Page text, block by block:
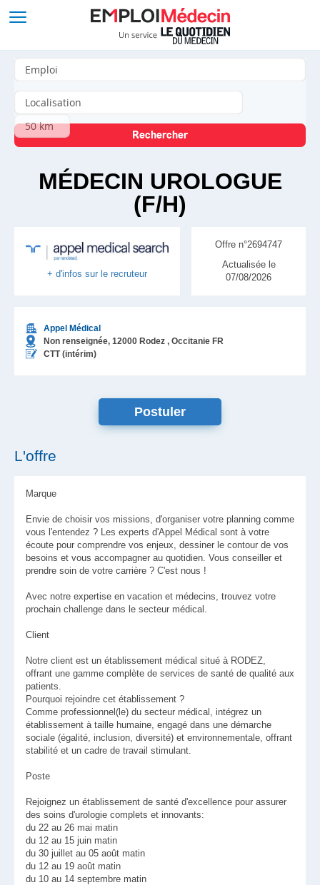
MÉDECIN UROLOGUE
(F/H)
+ d'infos sur le recruteur
Appel Médical
Non renseignée, 12000 Rodez , Occitanie FR
CTT (intérim)
Offre n°2694747
Actualisée le
07/08/2026
L'offre
Marque
Envie de choisir vos missions, d'organiser votre planning comme
vous l'entendez ? Les experts d'Appel Médical sont à votre
écoute pour comprendre vos enjeux, dessiner le contour de vos
besoins et vous accompagner au quotidien. Vous conseiller et
prendre soin de votre carrière ? C'est nous !
Avec notre expertise en vacation et médecins, trouvez votre
prochain challenge dans le secteur médical.
Client
Notre client est un établissement médical situé à RODEZ,
offrant une gamme complète de services de santé de qualité aux
patients.
Pourquoi rejoindre cet établissement ?
Comme professionnel(le) du secteur médical, intégrez un
établissement à taille humaine, engagé dans une démarche
sociale (égalité, inclusion, diversité) et environnementale, offrant
stabilité et un cadre de travail stimulant.
Poste
Rejoignez un établissement de santé d'excellence pour assurer
des soins d'urologie complets et innovants:
du 22 au 26 mai matin
du 12 au 15 juin matin
du 30 juillet au 05 août matin
du 12 au 19 août matin
du 10 au 14 septembre matin